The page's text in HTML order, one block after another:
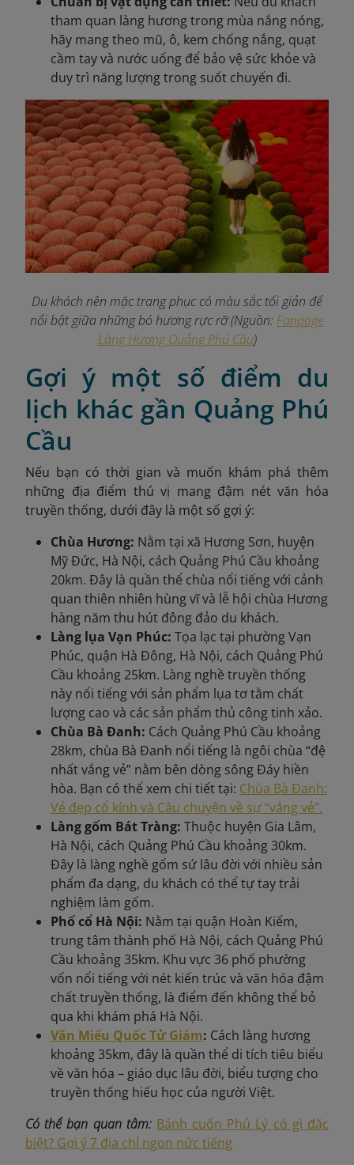
tham quan làng hương trong mùa nắng nóng,
hãy mang theo mũ, ô, kem chống nắng, quạt
cầm tay và nước uống để bảo vệ sức khỏe và
duy trì năng lượng trong suốt chuyến đi.​
Du khách nên mặc trang phục có màu sắc tối giản để
nổi bật giữa những bó hương rực rỡ (Nguồn: Fanpage
Làng Hương Quảng Phú Cầu)
Gợi ý một số điểm du
lịch khác gần Quảng Phú
Cầu
Nếu bạn có thời gian và muốn khám phá thêm
những địa điểm thú vị mang đậm nét văn hóa
truyền thống, dưới đây là một số gợi ý:
Chùa Hương: Nằm tại xã Hương Sơn, huyện
Mỹ Đức, Hà Nội, cách Quảng Phú Cầu khoảng
20km. Đây là quần thể chùa nổi tiếng với cảnh
quan thiên nhiên hùng vĩ và lễ hội chùa Hương
hàng năm thu hút đông đảo du khách.​
Làng lụa Vạn Phúc: Tọa lạc tại phường Vạn
Phúc, quận Hà Đông, Hà Nội, cách Quảng Phú
Cầu khoảng 25km. Làng nghề truyền thống
này nổi tiếng với sản phẩm lụa tơ tằm chất
lượng cao và các sản phẩm thủ công tinh xảo.​
Chùa Bà Đanh: Cách Quảng Phú Cầu khoảng
28km, chùa Bà Đanh nổi tiếng là ngôi chùa “đệ
nhất vắng vẻ” nằm bên dòng sông Đáy hiền
hòa. Bạn có thể xem chi tiết tại: Chùa Bà Đanh:
Vẻ đẹp cổ kính và Câu chuyện về sự “vắng vẻ”.
Làng gốm Bát Tràng: Thuộc huyện Gia Lâm,
Hà Nội, cách Quảng Phú Cầu khoảng 30km.
Đây là làng nghề gốm sứ lâu đời với nhiều sản
phẩm đa dạng, du khách có thể tự tay trải
nghiệm làm gốm.
Phố cổ Hà Nội: Nằm tại quận Hoàn Kiếm,
trung tâm thành phố Hà Nội, cách Quảng Phú
Cầu khoảng 35km. Khu vực 36 phố phường
vốn nổi tiếng với nét kiến trúc và văn hóa đậm
chất truyền thống, là điểm đến không thể bỏ
qua khi khám phá Hà Nội.
Văn Miếu Quốc Tử Giám: Cách làng hương
khoảng 35km, đây là quần thể di tích tiêu biểu
về văn hóa – giáo dục lâu đời, biểu tượng cho
truyền thống hiếu học của người Việt.
Có thể bạn quan tâm: Bánh cuốn Phủ Lý có gì đặc
biệt? Gợi ý 7 địa chỉ ngon nức tiếng